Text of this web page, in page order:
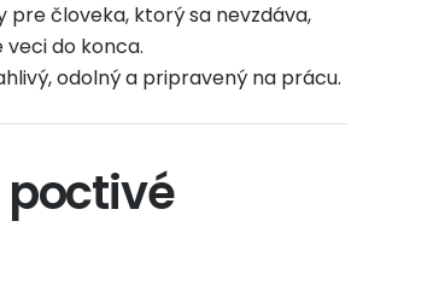
pre človeka, ktorý sa nevzdáva,
do konca.
odolný a pripravený na prácu.
poctivé